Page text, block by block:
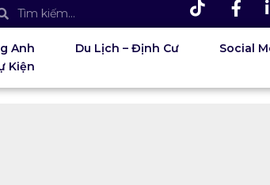
Anh Du Lịch – Định Cư
Social
Kiện